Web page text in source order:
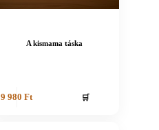
A kismama táska
9 980Ft 🛒